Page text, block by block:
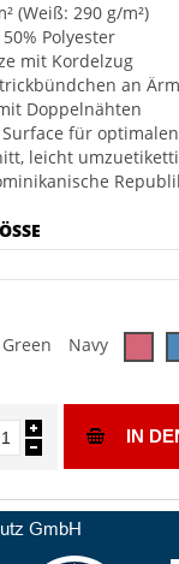
(Weiß: 290 g/m²)
Polyester
mit Kordelzug
an
Doppelnähten
für
leicht
Navy
IN